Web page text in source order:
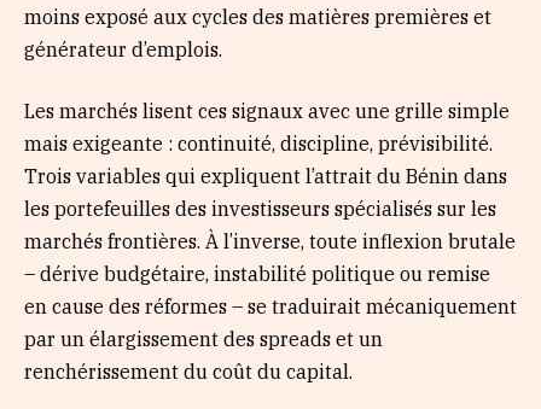
moins exposé aux cycles des matières premières et
générateur d’emplois.
Les marchés lisent ces signaux avec une grille simple
mais exigeante : continuité, discipline, prévisibilité.
Trois variables qui expliquent l’attrait du Bénin dans
les portefeuilles des investisseurs spécialisés sur les
marchés frontières. À l’inverse, toute inflexion brutale
– dérive budgétaire, instabilité politique ou remise
en cause des réformes – se traduirait mécaniquement
par un élargissement des spreads et un
renchérissement du coût du capital.